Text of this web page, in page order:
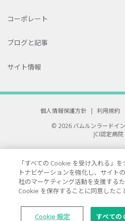
コーポレート
ブログと記事
サイト情報
個人情報保護方針 | 利用規約
© 2026 バムルンラードイ
JCI認定病院
All rights
「すべての Cookie を受け入れる」
トナビゲーションを強化し、サイト
社のマーケティング活動を支援する
Cookie を保存することに同意したこ
Cookie 設定 すべての